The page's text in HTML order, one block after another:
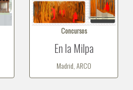
Concursos
En la Milpa
Madrid, ARCO